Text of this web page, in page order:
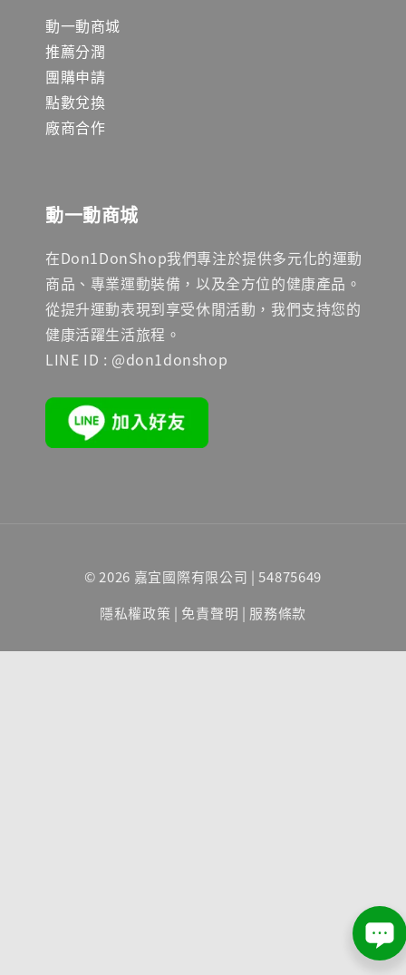
動一動商城
推薦分潤
團購申請
點數兌換
廠商合作
動一動商城
在Don1DonShop我們專注於提供多元化的運動
商品、專業運動裝備，以及全方位的健康產品。
從提升運動表現到享受休閒活動，我們支持您的
健康活躍生活旅程。
LINE ID : @don1donshop
© 2026 嘉宜國際有限公司 | 54875649
隱私權政策 | 免責聲明 | 服務條款